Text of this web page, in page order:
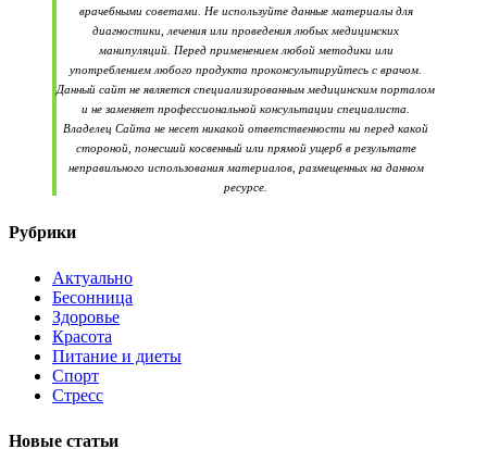
врачебными советами. Не используйте данные материалы для
диагностики, лечения или проведения любых медицинских
манипуляций. Перед применением любой методики или
употреблением любого продукта проконсультируйтесь с врачом.
Данный сайт не является специализированным медицинским порталом
и не заменяет профессиональной консультации специалиста.
Владелец Сайта не несет никакой ответственности ни перед какой
стороной, понесший косвенный или прямой ущерб в результате
неправильного использования материалов, размещенных на данном
ресурсе.
Рубрики
Актуально
Бесонница
Здоровье
Красота
Питание и диеты
Спорт
Стресс
Новые статьи